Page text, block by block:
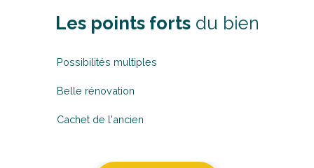
Les points fortsdu bien
Possibilités multiples
Belle rénovation
Cachet de l'ancien